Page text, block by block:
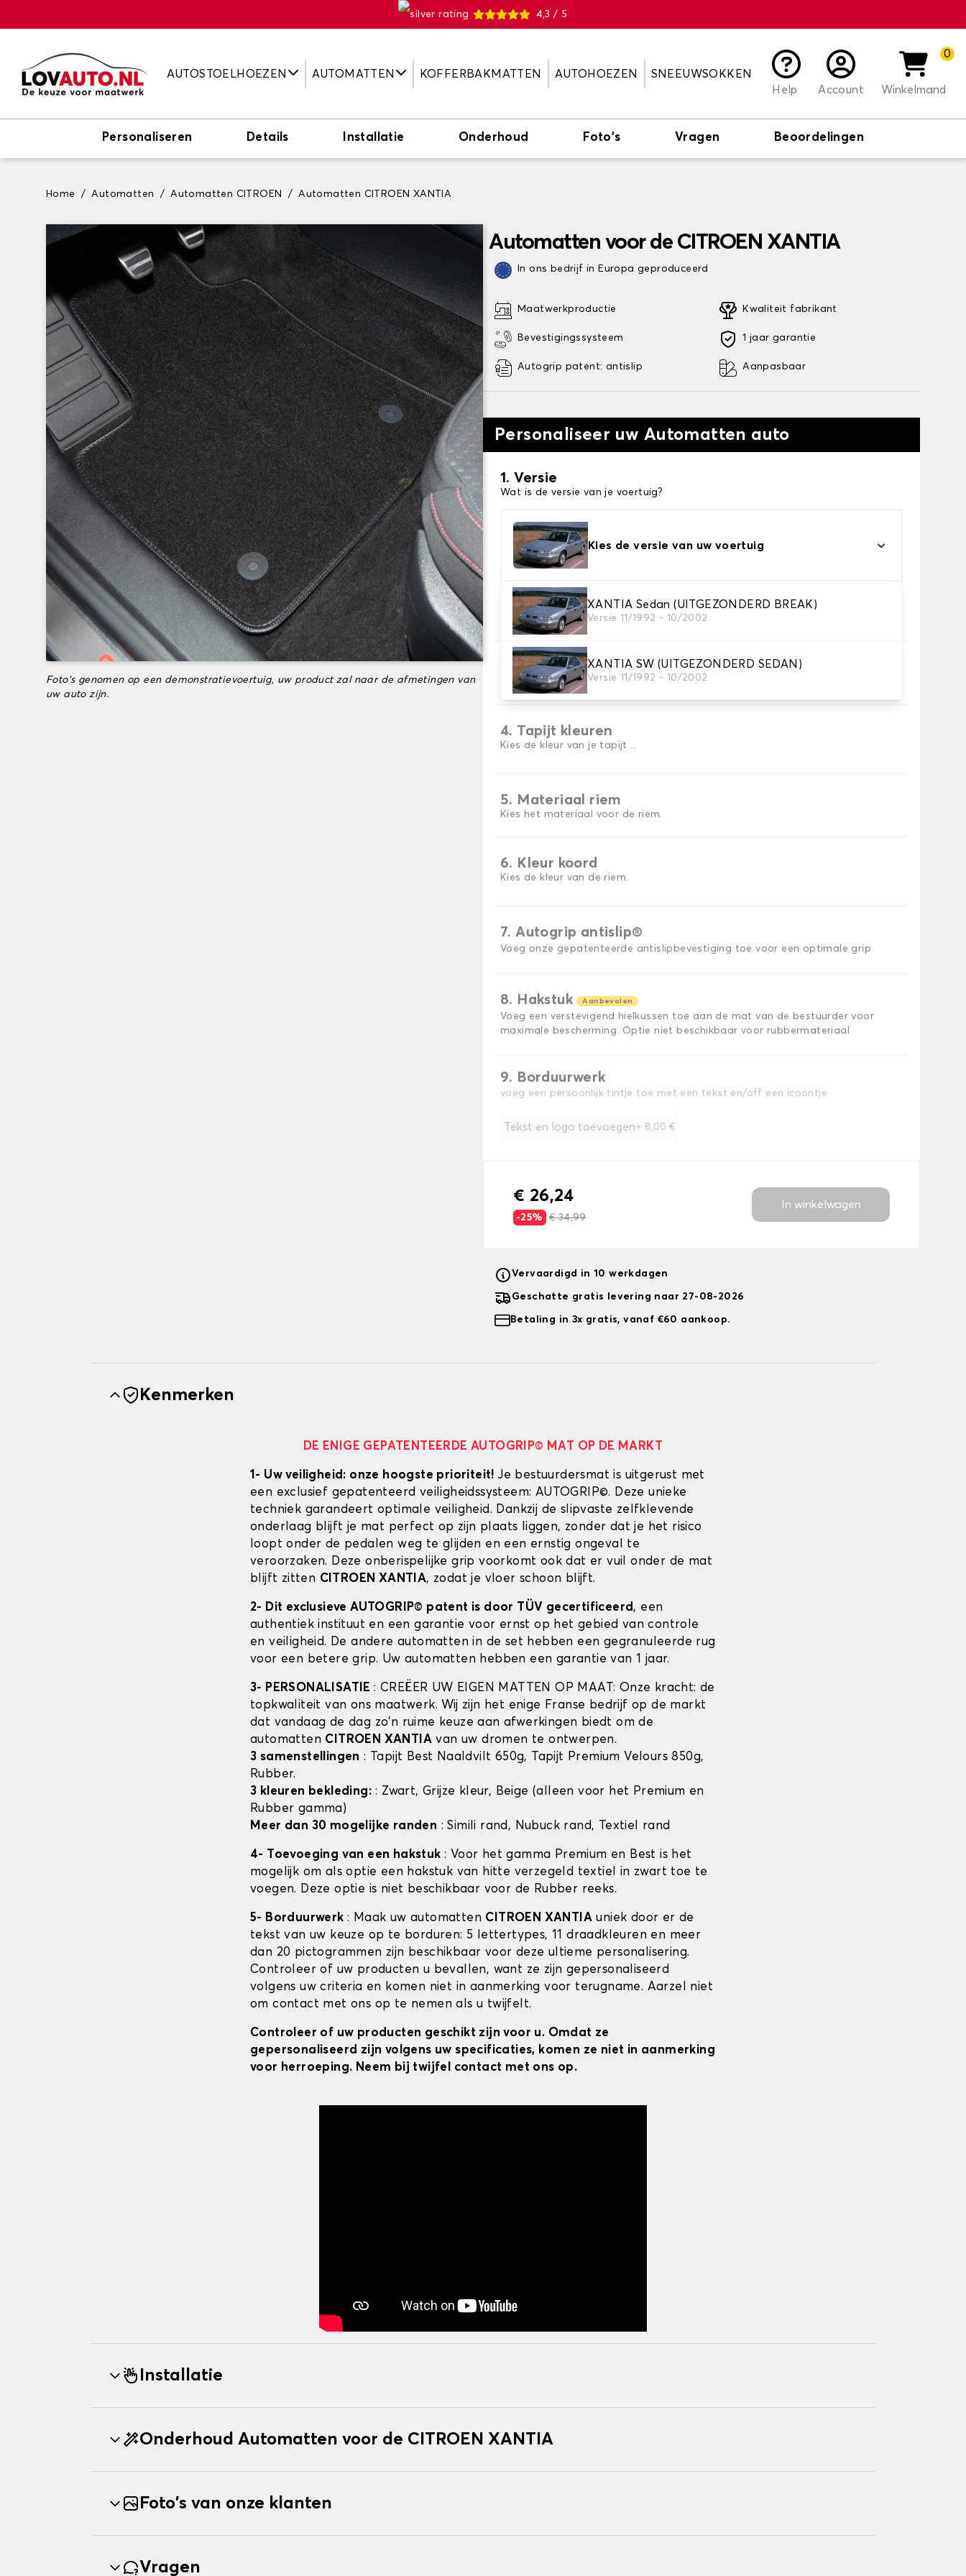
4,3 / 5
AUTOSTOELHOEZEN AUTOMATTEN KOFFERBAKMATTEN AUTOHOEZEN
SNEEUWSOKKEN
Help
Account
0
Winkelmand
Personaliseren Details Installatie Onderhoud Foto's Vragen Beoordelingen
Home Automatten Automatten CITROEN Automatten CITROEN XANTIA
Foto's genomen op een demonstratievoertuig, uw product zal naar de afmetingen van
uw auto zijn.
Automatten voor de CITROEN XANTIA
In ons bedrijf in Europa geproduceerd
Maatwerkproductie
Bevestigingssysteem
Autogrip patent: antislip
Kwaliteit fabrikant
1 jaar garantie
Aanpasbaar
Personaliseer uw Automatten auto
1. Versie
Wat is de versie van je voertuig?
Kies de versie van uw voertuig
XANTIA Sedan (UITGEZONDERD BREAK)
Versie 11/1992 - 10/2002
XANTIA SW (UITGEZONDERD SEDAN)
Versie 11/1992 - 10/2002
2. Materiaal
Kies het materiaal van uw automatten
3. Aantal matten
Selecteer het aantal automatten dat je nodig hebt.
4. Tapijt kleuren
Kies de kleur van je tapijt ..
5. Materiaal riem
Kies het materiaal voor de riem.
6. Kleur koord
Kies de kleur van de riem.
7. Autogrip antislip®
Voeg onze gepatenteerde antislipbevestiging toe voor een optimale grip
8. Hakstuk Aanbevolen
Voeg een verstevigend hielkussen toe aan de mat van de bestuurder voor
maximale bescherming. Optie niet beschikbaar voor rubbermateriaal
9. Borduurwerk
voeg een persoonlijk tintje toe met een tekst en/off een icoontje
Tekst en logo toevoegen+ 8,00 €
€ 26,24
-25% € 34,99
In winkelwagen
Vervaardigd in 10 werkdagen
Geschatte gratis levering naar 27-08-2026
Betaling in 3x gratis, vanaf €60 aankoop.
Kenmerken
DE ENIGE GEPATENTEERDE AUTOGRIP© MAT OP DE MARKT
1- Uw veiligheid: onze hoogste prioriteit!Je bestuurdersmat is uitgerust met
een exclusief gepatenteerd veiligheidssysteem: AUTOGRIP©. Deze unieke
techniek garandeert optimale veiligheid. Dankzij de slipvaste zelfklevende
onderlaag blijft je mat perfect op zijn plaats liggen, zonder dat je het risico
loopt onder de pedalen weg te glijden en een ernstig ongeval te
veroorzaken. Deze onberispelijke grip voorkomt ook dat er vuil onder de mat
blijft zitten CITROEN XANTIA, zodat je vloer schoon blijft.
2- Dit exclusieve AUTOGRIP© patent is door TÜV gecertificeerd, een
authentiek instituut en een garantie voor ernst op het gebied van controle
en veiligheid. De andere automatten in de set hebben een gegranuleerde rug
voor een betere grip. Uw automatten hebben een garantie van 1 jaar.
3- PERSONALISATIE: CREËER UW EIGEN MATTEN OP MAAT: Onze kracht: de
topkwaliteit van ons maatwerk. Wij zijn het enige Franse bedrijf op de markt
dat vandaag de dag zo'n ruime keuze aan afwerkingen biedt om de
automatten CITROEN XANTIA van uw dromen te ontwerpen.
3 samenstellingen : Tapijt Best Naaldvilt 650g, Tapijt Premium Velours 850g,
Rubber.
3 kleuren bekleding: : Zwart, Grijze kleur, Beige (alleen voor het Premium en
Rubber gamma)
Meer dan 30 mogelijke randen : Simili rand, Nubuck rand, Textiel rand
4- Toevoeging van een hakstuk : Voor het gamma Premium en Best is het
mogelijk om als optie een hakstuk van hitte verzegeld textiel in zwart toe te
voegen. Deze optie is niet beschikbaar voor de Rubber reeks.
5- Borduurwerk : Maak uw automatten CITROEN XANTIA uniek door er de
tekst van uw keuze op te borduren: 5 lettertypes, 11 draadkleuren en meer
dan 20 pictogrammen zijn beschikbaar voor deze ultieme personalisering.
Controleer of uw producten u bevallen, want ze zijn gepersonaliseerd
volgens uw criteria en komen niet in aanmerking voor terugname. Aarzel niet
om contact met ons op te nemen als u twijfelt.
Controleer of uw producten geschikt zijn voor u. Omdat ze
gepersonaliseerd zijn volgens uw specificaties, komen ze niet in aanmerking
voor herroeping. Neem bij twijfel contact met ons op.
Installatie
Onderhoud Automatten voor de CITROEN XANTIA
Foto's van onze klanten
Vragen